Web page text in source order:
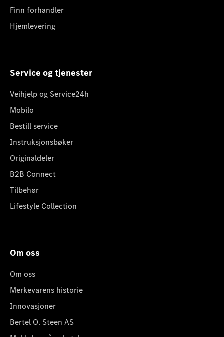
Finn forhandler
Hjemlevering
Service og tjenester
Veihjelp og Service24h
Mobilo
Bestill service
Instruksjonsbøker
Originaldeler
B2B Connect
Tilbehør
Lifestyle Collection
Om oss
Om oss
Merkevarens historie
Innovasjoner
Bertel O. Steen AS